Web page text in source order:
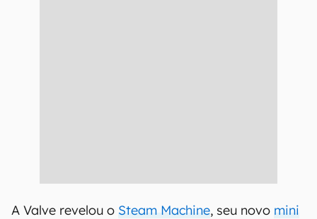
A Valve revelou o Steam Machine, seu novo mini